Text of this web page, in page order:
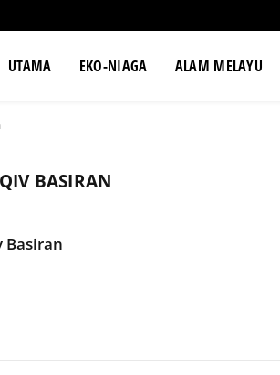
UTAMA EKO-NIAGA ALAM MELAYU
BASIRAN
Basiran